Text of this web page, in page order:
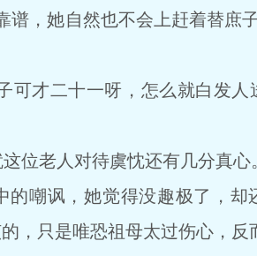
，她自然也不会上赶着替庶
才二十一呀，怎么就白发人
老人对待虞忱还有几分真心
嘲讽，她觉得没趣极了，却
，只是唯恐祖母太过伤心，反